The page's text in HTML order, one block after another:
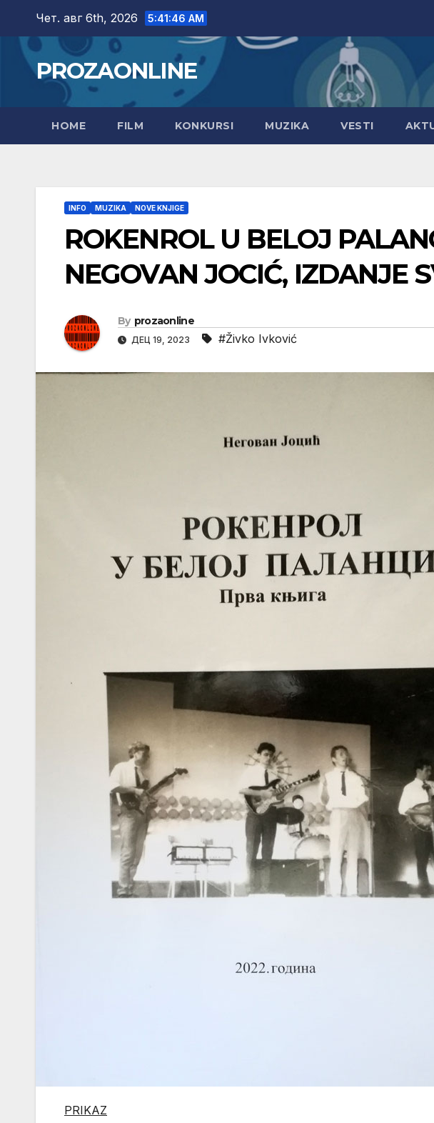
content
Чет. авг 6th, 2026 5:41:47 AM
PROZAONLINE
HOME FILM KONKURSI MUZIKA VESTI
INFO MUZIKA NOVE KNJIGE
ROKENROL U BELOJ
NEGOVAN JOCIĆ, IZDANJE
By prozaonline
ДЕЦ 19, 2023 #Živko Ivković
PRIKAZ